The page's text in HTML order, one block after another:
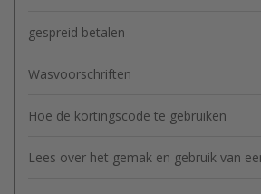
gespreid betalen
Wasvoorschriften
Hoe de kortingscode te gebruiken
Lees over het gemak en gebruik van